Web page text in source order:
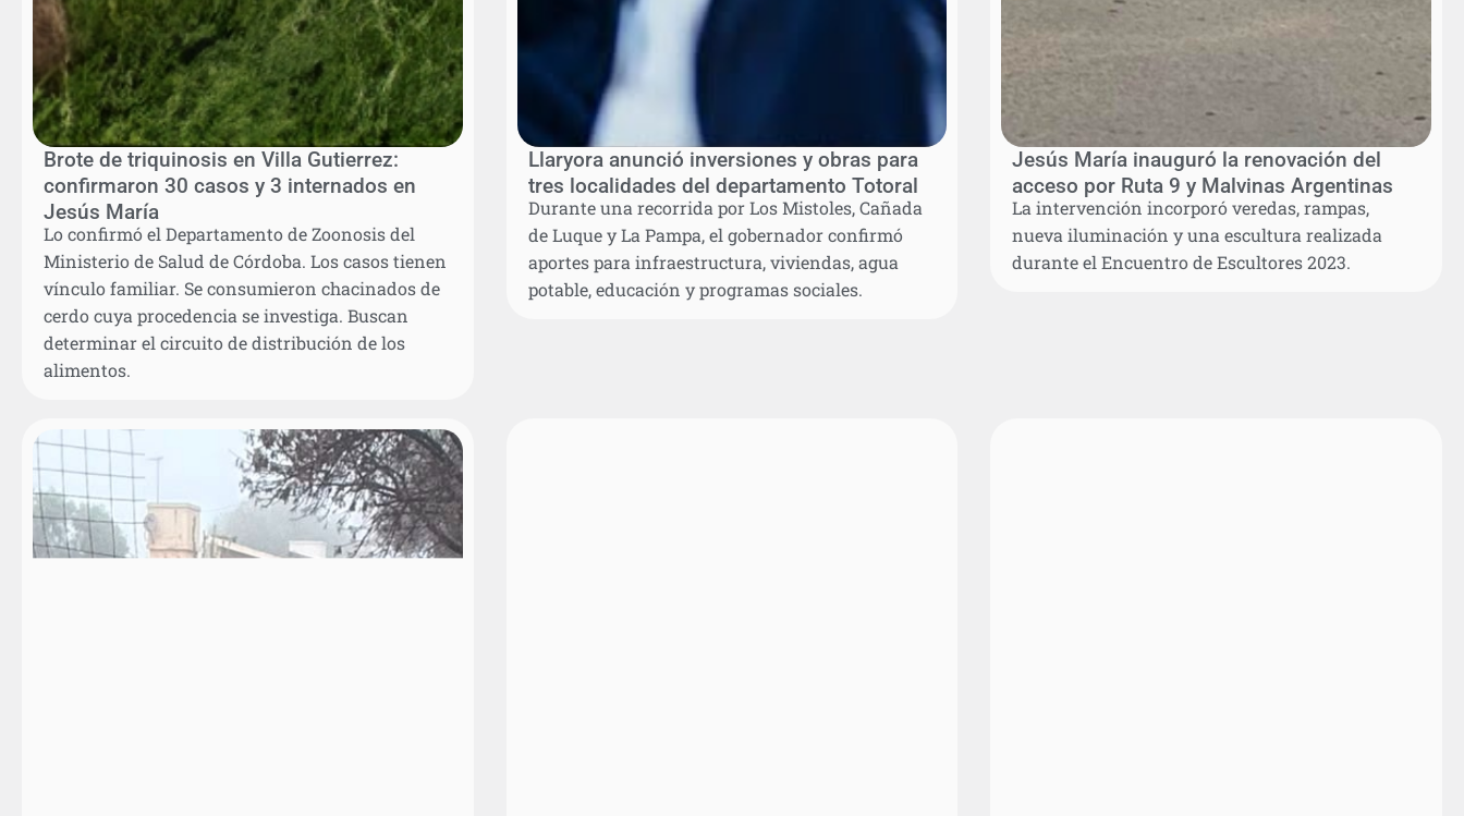
Brote de triquinosis en Villa Gutierrez:
confirmaron 30 casos y 3 internados en
Jesús María
Lo confirmó el Departamento de Zoonosis del
Ministerio de Salud de Córdoba. Los casos tienen
vínculo familiar. Se consumieron chacinados de
cerdo cuya procedencia se investiga. Buscan
determinar el circuito de distribución de los
alimentos.
Llaryora anunció inversiones y obras para
tres localidades del departamento Totoral
Durante una recorrida por Los Mistoles, Cañada
de Luque y La Pampa, el gobernador confirmó
aportes para infraestructura, viviendas, agua
potable, educación y programas sociales.
Jesús María inauguró la renovación del
acceso por Ruta 9 y Malvinas Argentinas
La intervención incorporó veredas, rampas,
nueva iluminación y una escultura realizada
durante el Encuentro de Escultores 2023.